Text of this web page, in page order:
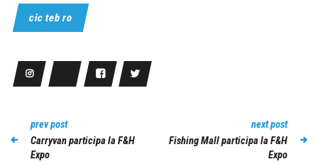
cic teb ro
prev post
Carryvan participa la F&H
Expo
next post
Fishing Mall participa la F&H
Expo